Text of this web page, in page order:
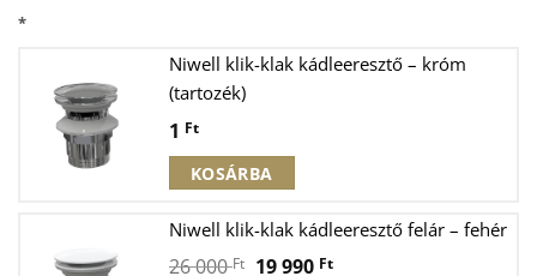
*
Niwell klik-klak kádleeresztő – króm
(tartozék)
1 Ft
KOSÁRBA
Niwell klik-klak kádleeresztő felár – fehér
26 000Ft Original
19 990 FtCurrent